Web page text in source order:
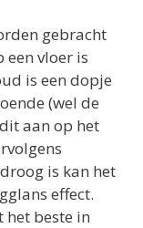
gebracht
een vloer is
is een dopje
(wel de
aan op het
is kan het
effect.
beste in